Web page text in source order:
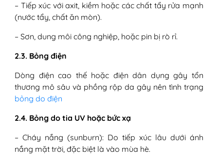
– Tiếp xúc với axit, kiềm hoặc các chất tẩy rửa mạnh
(nước tẩy, chất ăn mòn).
– Sơn, dung môi công nghiệp, hoặc pin bị rò rỉ.
2.3. Bỏng điện
Dòng điện cao thế hoặc điện dân dụng gây tổn
thương mô sâu và phồng rộp da gây nên tình trạng
bỏng do điện
2.4. Bỏng do tia UV hoặc bức xạ
– Cháy nắng (sunburn): Do tiếp xúc lâu dưới ánh
nắng mặt trời, đặc biệt là vào mùa hè.